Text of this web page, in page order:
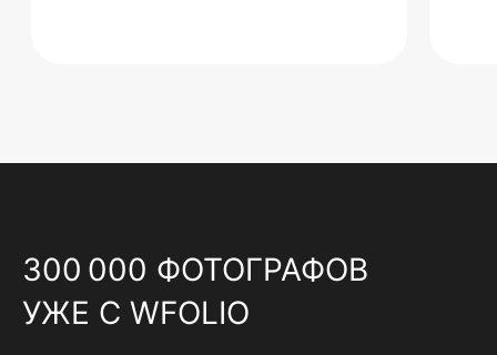
300 000 ФОТОГРАФОВ
УЖЕ С WFOLIO